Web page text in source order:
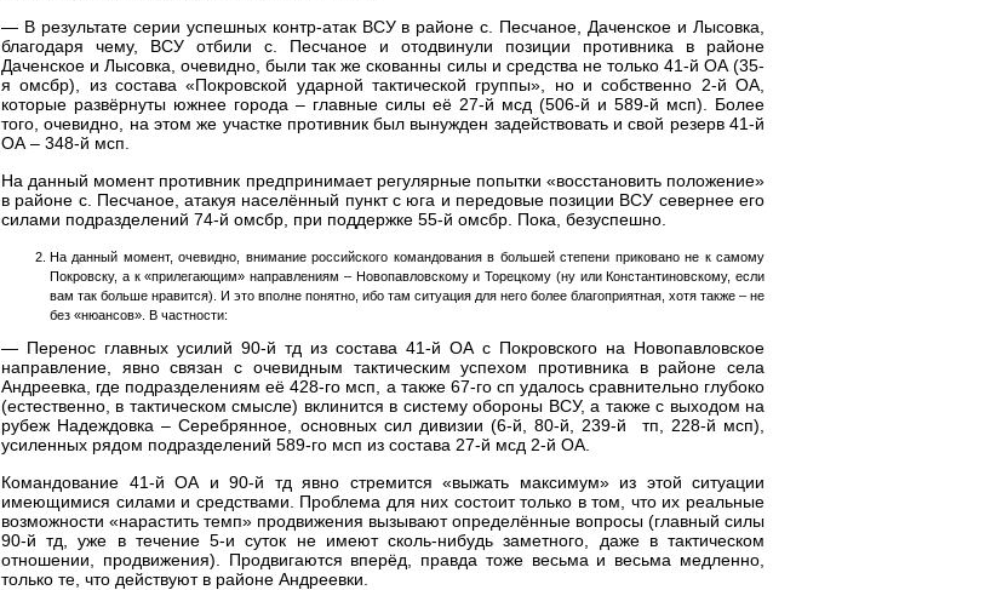
— В результате серии успешных контр-атак ВСУ в районе с. Песчаное, Даченское и Лысовка,
благодаря чему, ВСУ отбили с. Песчаное и отодвинули позиции противника в районе
Даченское и Лысовка, очевидно, были так же скованны силы и средства не только 41-й ОА (35-
я омсбр), из состава «Покровской ударной тактической группы», но и собственно 2-й ОА,
которые развёрнуты южнее города – главные силы её 27-й мсд (506-й и 589-й мсп). Более
того, очевидно, на этом же участке противник был вынужден задействовать и свой резерв 41-й
ОА – 348-й мсп.
На данный момент противник предпринимает регулярные попытки «восстановить положение»
в районе с. Песчаное, атакуя населённый пункт с юга и передовые позиции ВСУ севернее его
силами подразделений 74-й омсбр, при поддержке 55-й омсбр. Пока, безуспешно.
На данный момент, очевидно, внимание российского командования в большей степени приковано не к самому
Покровску, а к «прилегающим» направлениям – Новопавловскому и Торецкому (ну или Константиновскому, если
вам так больше нравится). И это вполне понятно, ибо там ситуация для него более благоприятная, хотя также – не
без «нюансов». В частности:
— Перенос главных усилий 90-й тд из состава 41-й ОА с Покровского на Новопавловское
направление, явно связан с очевидным тактическим успехом противника в районе села
Андреевка, где подразделениям её 428-го мсп, а также 67-го сп удалось сравнительно глубоко
(естественно, в тактическом смысле) вклинится в систему обороны ВСУ, а также с выходом на
рубеж Надеждовка – Серебрянное, основных сил дивизии (6-й, 80-й, 239-й тп, 228-й мсп),
усиленных рядом подразделений 589-го мсп из состава 27-й мсд 2-й ОА.
Командование 41-й ОА и 90-й тд явно стремится «выжать максимум» из этой ситуации
имеющимися силами и средствами. Проблема для них состоит только в том, что их реальные
возможности «нарастить темп» продвижения вызывают определённые вопросы (главный силы
90-й тд, уже в течение 5-и суток не имеют сколь-нибудь заметного, даже в тактическом
отношении, продвижения). Продвигаются вперёд, правда тоже весьма и весьма медленно,
только те, что действуют в районе Андреевки.